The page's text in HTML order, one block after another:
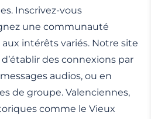
Inscrivez-vous
une communauté
intérêts variés. Notre site
des connexions par
audios, ou en
de groupe. Valenciennes,
comme le Vieux